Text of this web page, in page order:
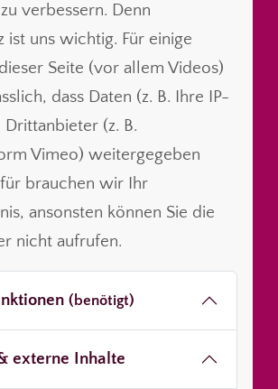
verbessern. Denn
ist uns wichtig. Für einige
Seite (vor allem Videos)
dass Daten (z. B. Ihre IP-
Drittanbieter (z. B.
Vimeo) weitergegeben
brauchen wir Ihr
ansonsten können Sie die
nicht aufrufen.
(benötigt)
externe Inhalte